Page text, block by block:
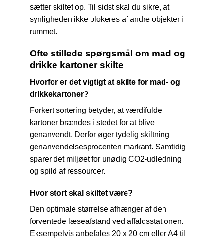
sætter skiltet op. Til sidst skal du sikre, at
synligheden ikke blokeres af andre objekter i
rummet.
Ofte stillede spørgsmål om mad og
drikke kartoner skilte
Hvorfor er det vigtigt at skilte for mad- og
drikkekartoner?
Forkert sortering betyder, at værdifulde
kartoner brændes i stedet for at blive
genanvendt. Derfor øger tydelig skiltning
genanvendelsesprocenten markant. Samtidig
sparer det miljøet for unødig CO2-udledning
og spild af ressourcer.
Hvor stort skal skiltet være?
Den optimale størrelse afhænger af den
forventede læseafstand ved affaldsstationen.
Eksempelvis anbefales 20 x 20 cm eller A4 til